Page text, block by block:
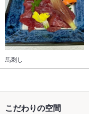
馬刺し
こだわりの空間